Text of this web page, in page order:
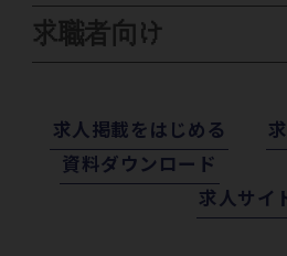
求職者向け
求⼈掲載をはじめる
資料ダウンロード
求⼈サイ